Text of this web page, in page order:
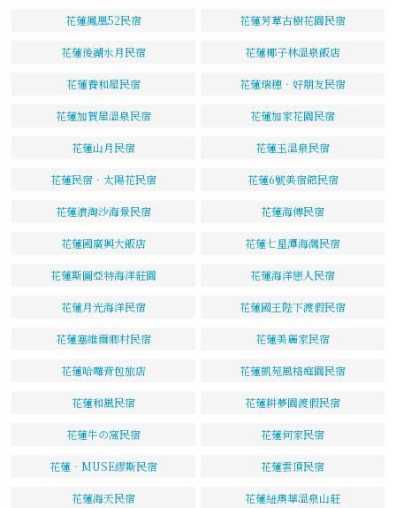
花蓮鳳凰52民宿 花蓮芳草古樹花園民宿
花蓮後湖水月民宿 花蓮椰子林溫泉飯店
花蓮養和屋民宿 花蓮瑞穗‧好朋友民宿
花蓮加賀屋溫泉民宿 花蓮加家花園民宿
花蓮山月民宿 花蓮玉溫泉民宿
花蓮民宿‧太陽花民宿 花蓮6號美宿館民宿
花蓮浪淘沙海景民宿 花蓮海傳民宿
花蓮國廣興大飯店 花蓮七星潭海灣民宿
花蓮斯圖亞特海洋莊園 花蓮海洋戀人民宿
花蓮月光海洋民宿 花蓮國王陛下渡假民宿
花蓮塞維爾鄉村民宿 花蓮美麗家民宿
花蓮哈囉背包旅店 花蓮凱苑風格庭園民宿
花蓮和風民宿 花蓮耕夢園渡假民宿
花蓮牛の窩民宿 花蓮何家民宿
花蓮‧MUSE繆斯民宿 花蓮雲頂民宿
花蓮海天民宿 花蓮紐澳華溫泉山莊